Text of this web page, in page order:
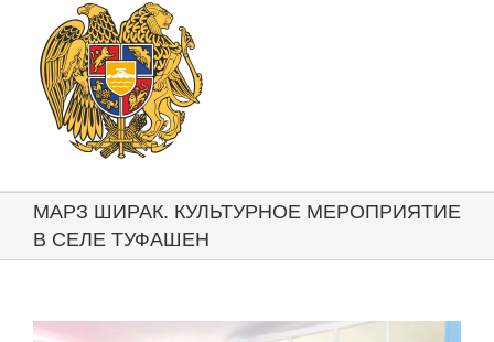
МАРЗ ШИРАК. КУЛЬТУРНОЕ МЕРОПРИЯТИЕ
В СЕЛЕ ТУФАШЕН
View